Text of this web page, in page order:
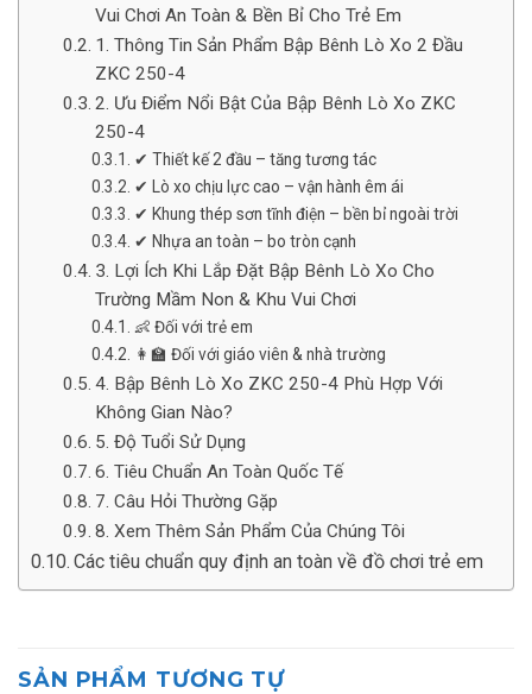
Vui Chơi An Toàn & Bền Bỉ Cho Trẻ Em
1. Thông Tin Sản Phẩm Bập Bênh Lò Xo 2 Đầu
ZKC 250-4
2. Ưu Điểm Nổi Bật Của Bập Bênh Lò Xo ZKC
250-4
✔ Thiết kế 2 đầu – tăng tương tác
✔ Lò xo chịu lực cao – vận hành êm ái
✔ Khung thép sơn tĩnh điện – bền bỉ ngoài trời
✔ Nhựa an toàn – bo tròn cạnh
3. Lợi Ích Khi Lắp Đặt Bập Bênh Lò Xo Cho
Trường Mầm Non & Khu Vui Chơi
👶 Đối với trẻ em
👩‍🏫 Đối với giáo viên & nhà trường
4. Bập Bênh Lò Xo ZKC 250-4 Phù Hợp Với
Không Gian Nào?
5. Độ Tuổi Sử Dụng
6. Tiêu Chuẩn An Toàn Quốc Tế
7. Câu Hỏi Thường Gặp
8. Xem Thêm Sản Phẩm Của Chúng Tôi
Các tiêu chuẩn quy định an toàn về đồ chơi trẻ em
SẢN PHẨM TƯƠNG TỰ